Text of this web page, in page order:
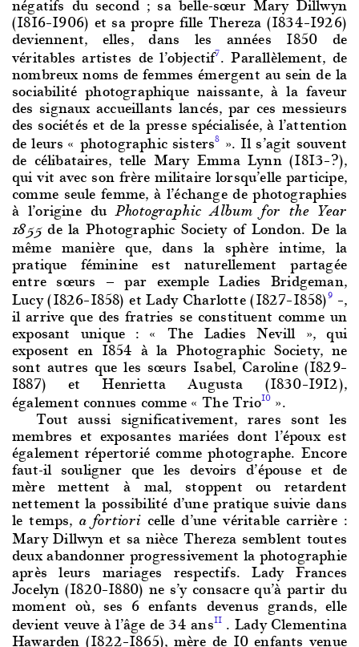
(1816–1906) et sa propre fille Thereza (1834–1926)
deviennent, elles, dans les années 1850 de
véritables artistes de l’objectif7. Parallèlement, de
nombreux noms de femmes émergent au sein de la
sociabilité photographique naissante, à la faveur
des signaux accueillants lancés, par ces messieurs
des sociétés et de la presse spécialisée, à l’attention
de leurs « photographic sisters8 ». Il s’agit souvent
de célibataires, telle Mary Emma Lynn (1813–?),
qui vit avec son frère militaire lorsqu’elle participe,
comme seule femme, à l’échange de photographies
à l’origine duPhotographic Album for the Year
1855de la Photographic Society of London. De la
même manière que, dans la sphère intime, la
pratique féminine est naturellement partagée
entre sœurs — par exemple Ladies Bridgeman,
Lucy (1826–1858) et Lady Charlotte (1827–1858)9–,
il arrive que des fratries se constituent comme un
exposant unique : « The Ladies Nevill », qui
exposent en 1854 à la Photographic Society, ne
sont autres que les sœurs Isabel, Caroline (1829–
1887) et Henrietta Augusta (1830–1912),
également connues comme « The Trio10 ».
Tout aussi significativement, rares sont les
membres et exposantes mariées dont l’époux est
également répertorié comme photographe. Encore
faut-il souligner que les devoirs d’épouse et de
mère mettent à mal, stoppent ou retardent
nettement la possibilité d’une pratique suivie dans
le temps, a fortioricelle d’une véritable carrière :
Mary Dillwyn et sa nièce Thereza semblent toutes
deux abandonner progressivement la photographie
après leurs mariages respectifs. Lady Frances
Jocelyn (1820–1880) ne s’y consacre qu’à partir du
moment où, ses 6 enfants devenus grands, elle
devient veuve à l’âge de 34 ans11 . Lady Clementina
Hawarden (1822–1865), mère de 10 enfants venue